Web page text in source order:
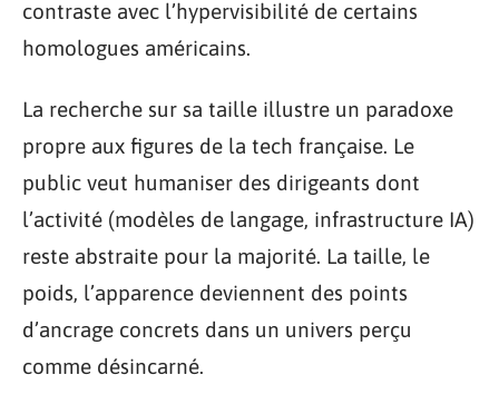
contraste avec l’hypervisibilité de certains
homologues américains.
La recherche sur sa taille illustre un paradoxe
propre aux figures de la tech française. Le
public veut humaniser des dirigeants dont
l’activité (modèles de langage, infrastructure IA)
reste abstraite pour la majorité. La taille, le
poids, l’apparence deviennent des points
d’ancrage concrets dans un univers perçu
comme désincarné.